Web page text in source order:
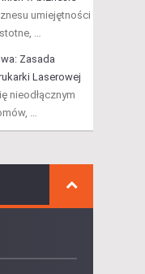
umiejętności
…
Zasada
Laserowej
nieodłącznym
…